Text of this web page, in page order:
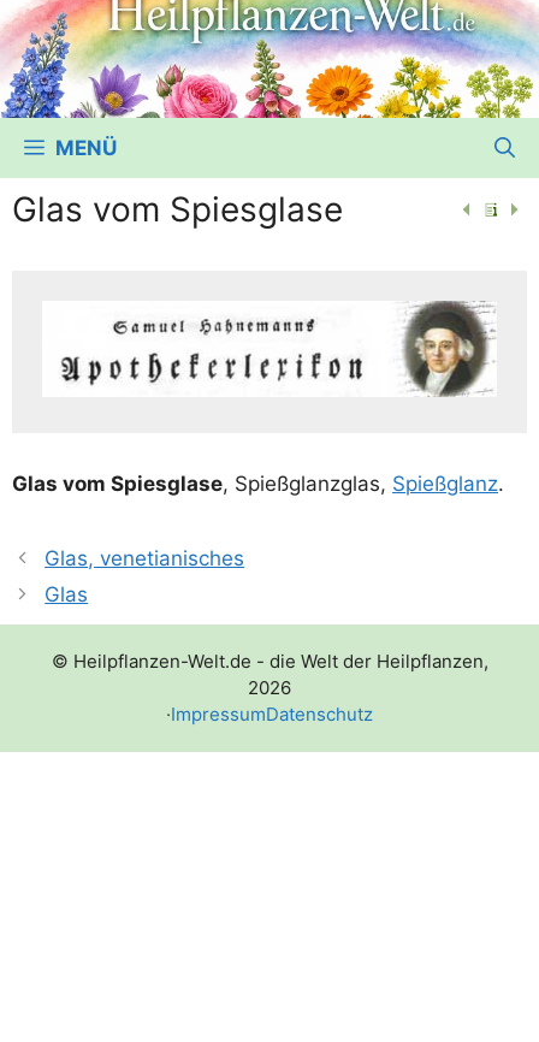
MENÜ
Glas vom Spiesglase
Glas vom Spies­gla­se, Spieß­glanz­glas, Spieß­glanz.
Glas, venetianisches
Glas
© Heilpflanzen-Welt.de - die Welt der Heilpflanzen,
2026
·ImpressumDatenschutz